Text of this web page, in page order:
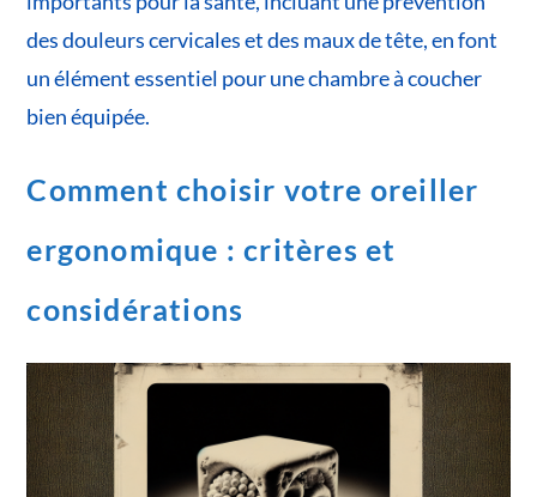
des douleurs cervicales et des maux de tête, en font
un élément essentiel pour une chambre à coucher
bien équipée.
Comment choisir votre oreiller
ergonomique : critères et
considérations